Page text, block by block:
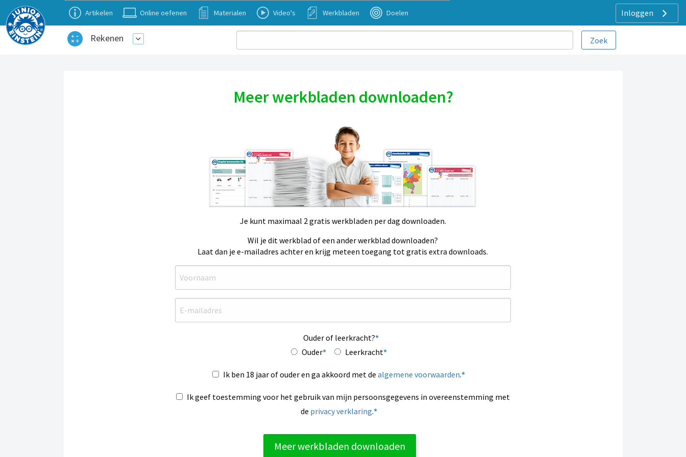
Inloggen
Artikelen Online oefenen Materialen Video's Werkbladen Doelen
Rekenen
Meer werkbladen downloaden?
Je kunt maximaal 2 gratis werkbladen per dag downloaden.
Wil je dit werkblad of een ander werkblad downloaden?
Laat dan je e-mailadres achter en krijg meteen toegang tot gratis extra downloads.
Ouder of leerkracht?
Ouder
Leerkracht
Ik ben 18 jaar of ouder en ga akkoord met dealgemene voorwaarden.
Ik geef toestemming voor het gebruik van mijn persoonsgegevens in overeenstemming met
de privacy verklaring.